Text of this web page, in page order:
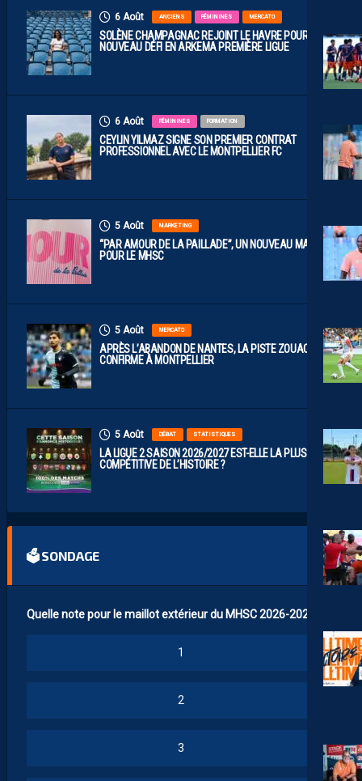
6 Août ANCIENS FÉMININES MERCATO
SOLÈNE CHAMPAGNAC REJOINT LE HAVRE POUR UN
NOUVEAU DÉFI EN ARKEMA PREMIÈRE LIGUE
6 Août FÉMININES FORMATION
CEYLIN YILMAZ SIGNE SON PREMIER CONTRAT
PROFESSIONNEL AVEC LE MONTPELLIER FC
5 Août MARKETING
“PAR AMOUR DE LA PAILLADE”, UN NOUVEAU MAILLOT
POUR LE MHSC
5 Août MERCATO
APRÈS L’ABANDON DE NANTES, LA PISTE ZOUAOUI SE
CONFIRME À MONTPELLIER
5 Août DÉBAT STATISTIQUES
LA LIGUE 2 SAISON 2026/2027 EST-ELLE LA PLUS
COMPÉTITIVE DE L’HISTOIRE ?
🗳 SONDAGE
Quelle note pour le maillot extérieur du MHSC 2026-2027 ?
1
2
3